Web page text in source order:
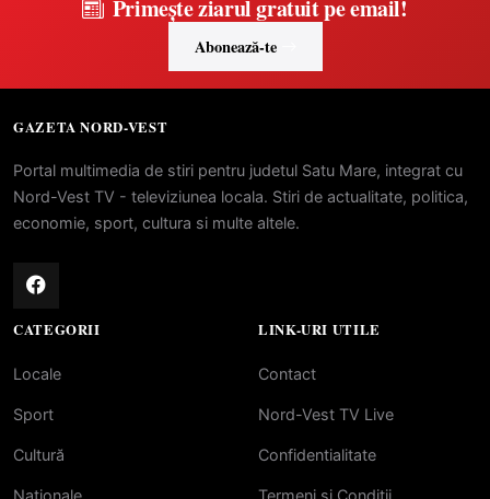
Primește ziarul gratuit pe email!
Abonează-te
GAZETA NORD-VEST
Portal multimedia de stiri pentru judetul Satu Mare, integrat cu
Nord-Vest TV - televiziunea locala. Stiri de actualitate, politica,
economie, sport, cultura si multe altele.
CATEGORII
Locale
Sport
Cultură
Naționale
LINK-URI UTILE
Contact
Nord-Vest TV Live
Confidentialitate
Termeni si Conditii